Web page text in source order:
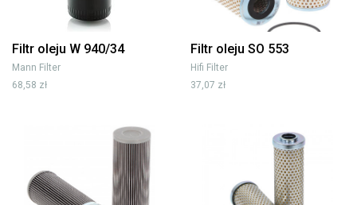
Filtr oleju W 940/34
Mann Filter
68,58 zł
Filtr oleju SO 553
Hifi Filter
37,07 zł